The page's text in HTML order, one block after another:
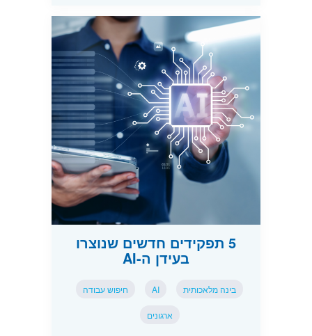
5 תפקידים חדשים שנוצרו
בעידן ה-AI
בינה מלאכותית AI חיפוש עבודה
ארגונים